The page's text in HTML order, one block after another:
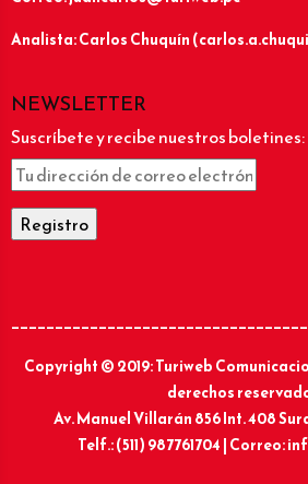
Analista: Carlos Chuquín
NEWSLETTER
Suscríbete y recibe nuestros boletines:
Copyright © 2019: Turiweb
derechos
Av. Manuel Villarán 856 Int. 408
Telf.: (511) 987761704 | Correo: